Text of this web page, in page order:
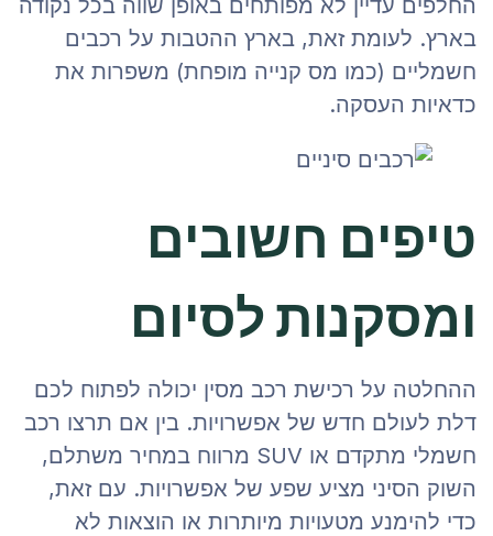
החלפים עדיין לא מפותחים באופן שווה בכל נקודה
בארץ. לעומת זאת, בארץ ההטבות על רכבים
חשמליים (כמו מס קנייה מופחת) משפרות את
כדאיות העסקה.
טיפים חשובים
ומסקנות לסיום
ההחלטה על רכישת רכב מסין יכולה לפתוח לכם
דלת לעולם חדש של אפשרויות. בין אם תרצו רכב
חשמלי מתקדם או SUV מרווח במחיר משתלם,
השוק הסיני מציע שפע של אפשרויות. עם זאת,
כדי להימנע מטעויות מיותרות או הוצאות לא